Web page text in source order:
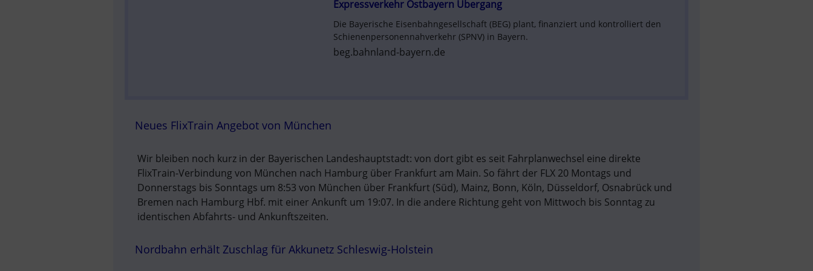
Expressverkehr Ostbayern Übergang
Die Bayerische Eisenbahngesellschaft (BEG) plant, finanziert und kontrolliert den
Schienenpersonennahverkehr (SPNV) in Bayern.
beg.bahnland-bayern.de
Neues FlixTrain Angebot von München
Wir bleiben noch kurz in der Bayerischen Landeshauptstadt: von dort gibt es seit Fahrplanwechsel eine direkte
FlixTrain-Verbindung von München nach Hamburg über Frankfurt am Main. So fährt der FLX 20 Montags und
Donnerstags bis Sonntags um 8:53 von München über Frankfurt (Süd), Mainz, Bonn, Köln, Düsseldorf, Osnabrück und
Bremen nach Hamburg Hbf. mit einer Ankunft um 19:07. In die andere Richtung geht von Mittwoch bis Sonntag zu
identischen Abfahrts- und Ankunftszeiten.
Nordbahn erhält Zuschlag für Akkunetz Schleswig-Holstein